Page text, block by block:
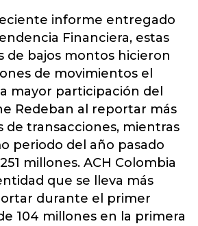
informe entregado
Financiera, estas
de bajos montos hicieron
de movimientos el
mayor participación del
Redeban al reportar más
de transacciones, mientras
periodo del año pasado
millones. ACH Colombia
que se lleva más
durante el primer
104 millones en la primera